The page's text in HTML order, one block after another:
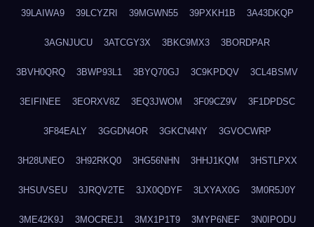
39LAIWA9 39LCYZRI 39MGWN55 39PXKH1B 3A43DKQP
3AGNJUCU 3ATCGY3X 3BKC9MX3 3BORDPAR
3BVH0QRQ 3BWP93L1 3BYQ70GJ 3C9KPDQV 3CL4BSMV
3EIFINEE 3EORXV8Z 3EQ3JWOM 3F09CZ9V 3F1DPDSC
3F84EALY 3GGDN4OR 3GKCN4NY 3GVOCWRP
3H28UNEO 3H92RKQ0 3HG56NHN 3HHJ1KQM 3HSTLPXX
3HSUVSEU 3JRQV2TE 3JX0QDYF 3LXYAX0G 3M0R5J0Y
3ME42K9J 3MOCREJ1 3MX1P1T9 3MYP6NEF 3N0IPODU